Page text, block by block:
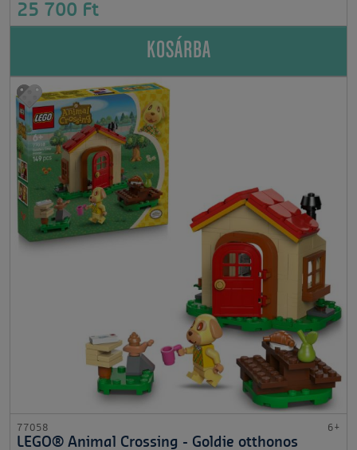
25 700 Ft
KOSÁRBA
77058 6+
LEGO® Animal Crossing - Goldie otthonos